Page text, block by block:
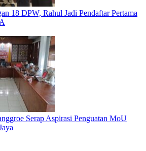
18 DPW, Rahul Jadi Pendaftar Pertama
Serap Aspirasi Penguatan MoU